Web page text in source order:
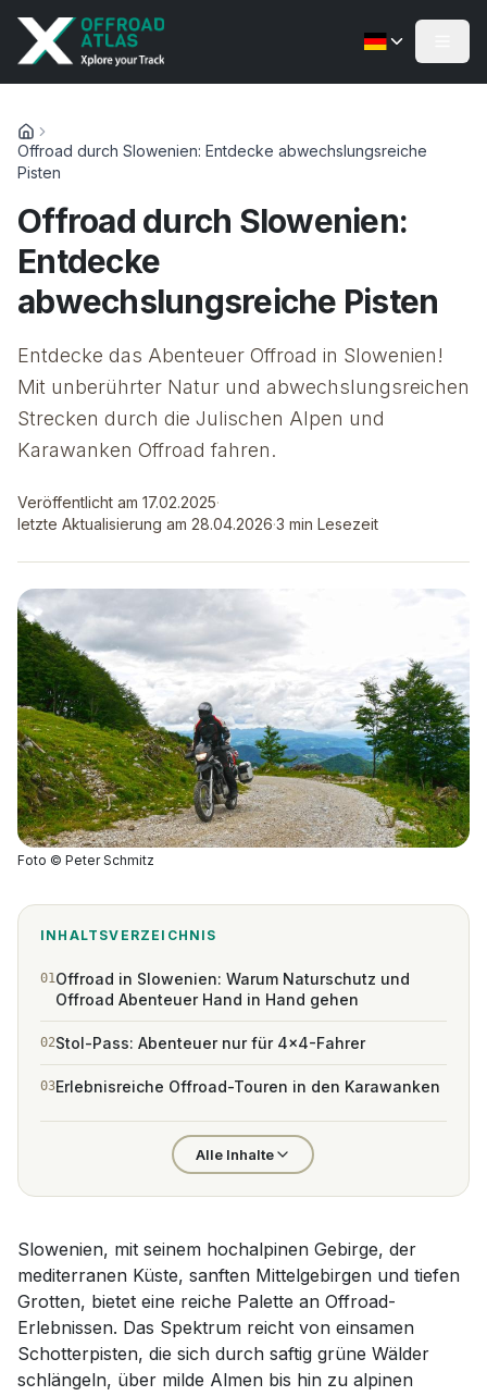
Offroad durch Slowenien: Entdecke abwechslungsreiche
Pisten
Offroad durch Slowenien:
Entdecke
abwechslungsreiche Pisten
Entdecke das Abenteuer Offroad in Slowenien!
Mit unberührter Natur und abwechslungsreichen
Strecken durch die Julischen Alpen und
Karawanken Offroad fahren.
Veröffentlicht am 17.02.2025·
letzte Aktualisierung am 28.04.2026·3 min Lesezeit
Foto © Peter Schmitz
INHALTSVERZEICHNIS
01Offroad in Slowenien: Warum Naturschutz und
Offroad Abenteuer Hand in Hand gehen
02Stol-Pass: Abenteuer nur für 4x4-Fahrer
03Erlebnisreiche Offroad-Touren in den Karawanken
Alle Inhalte
Slowenien, mit seinem hochalpinen Gebirge, der
mediterranen Küste, sanften Mittelgebirgen und tiefen
Grotten, bietet eine reiche Palette an Offroad-
Erlebnissen. Das Spektrum reicht von einsamen
Schotterpisten, die sich durch saftig grüne Wälder
schlängeln, über milde Almen bis hin zu alpinen